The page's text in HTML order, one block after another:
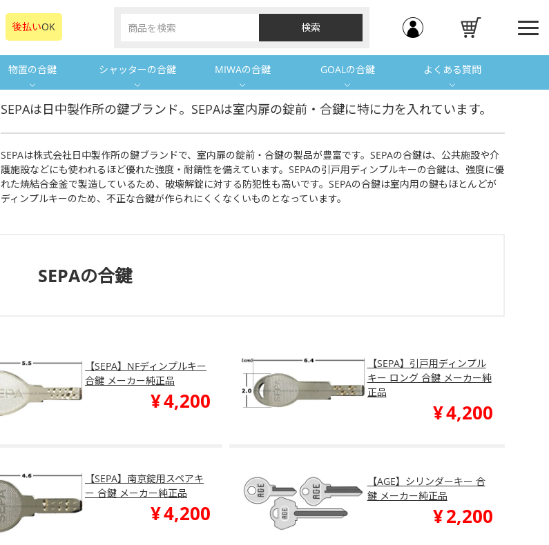
後払いOK
物置の合鍵 シャッターの合鍵 MIWAの合鍵 GOALの合鍵 よくある質問
SEPAは日中製作所の鍵ブランド。SEPAは室内扉の錠前・合鍵に特に力を入れています。
SEPAは株式会社日中製作所の鍵ブランドで、室内扉の錠前・合鍵の製品が豊富です。SEPAの合鍵は、公共施設や介
護施設などにも使われるほど優れた強度・耐錆性を備えています。SEPAの引戸用ディンプルキーの合鍵は、強度に優
れた焼結合金釜で製造しているため、破壊解錠に対する防犯性も高いです。SEPAの合鍵は室内用の鍵もほとんどが
ディンプルキーのため、不正な合鍵が作られにくくなくいものとなっています。
SEPAの合鍵
【SEPA】NFディンプルキー
合鍵 メーカー純正品
¥4,200
【SEPA】引戸用ディンプル
キー ロング 合鍵 メーカー純
正品
¥4,200
【SEPA】南京錠用スペアキ
ー 合鍵 メーカー純正品
¥4,200
【AGE】シリンダーキー 合
鍵 メーカー純正品
¥2,200